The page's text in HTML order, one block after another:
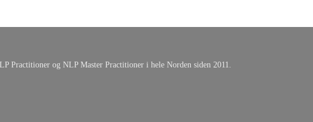
Practitioner og NLP Master Practitioner i hele Norden siden 2011.